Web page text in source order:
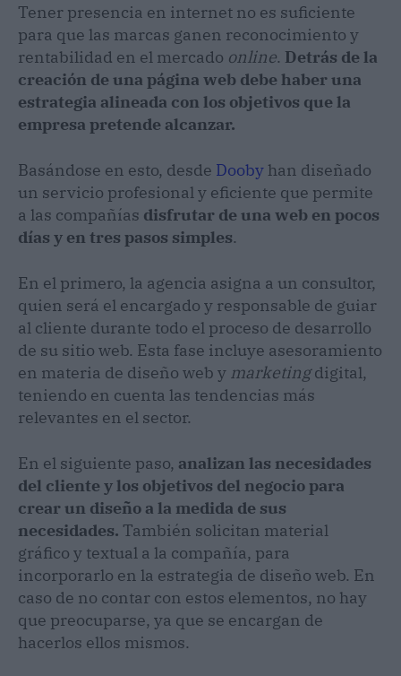
Tener presencia en internet no es suficiente
para que las marcas ganen reconocimiento y
rentabilidad en el mercado online. Detrás de la
creación de una página web debe haber una
estrategia alineada con los objetivos que la
empresa pretende alcanzar.
Basándose en esto, desde Dooby han diseñado
un servicio profesional y eficiente que permite
a las compañías disfrutar de una web en pocos
días y en tres pasos simples.
En el primero, la agencia asigna a un consultor,
quien será el encargado y responsable de guiar
al cliente durante todo el proceso de desarrollo
de su sitio web. Esta fase incluye asesoramiento
en materia de diseño web y marketingdigital,
teniendo en cuenta las tendencias más
relevantes en el sector.
En el siguiente paso, analizan las necesidades
del cliente y los objetivos del negocio para
crear un diseño a la medida de sus
necesidades. También solicitan material
gráfico y textual a la compañía, para
incorporarlo en la estrategia de diseño web. En
caso de no contar con estos elementos, no hay
que preocuparse, ya que se encargan de
hacerlos ellos mismos.